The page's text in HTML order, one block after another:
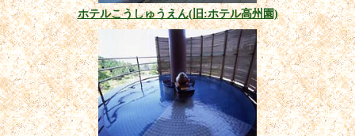
ホテルこうしゅうえん(旧:ホテル高州園)